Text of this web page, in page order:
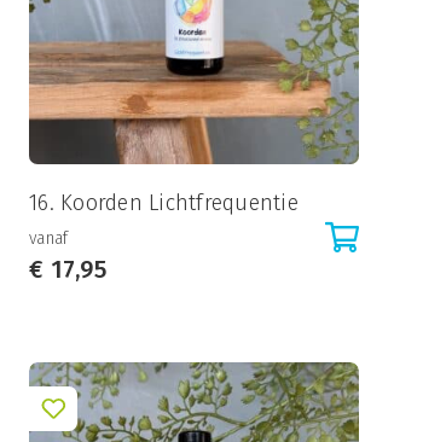
16. Koorden Lichtfrequentie
vanaf
€ 17,95